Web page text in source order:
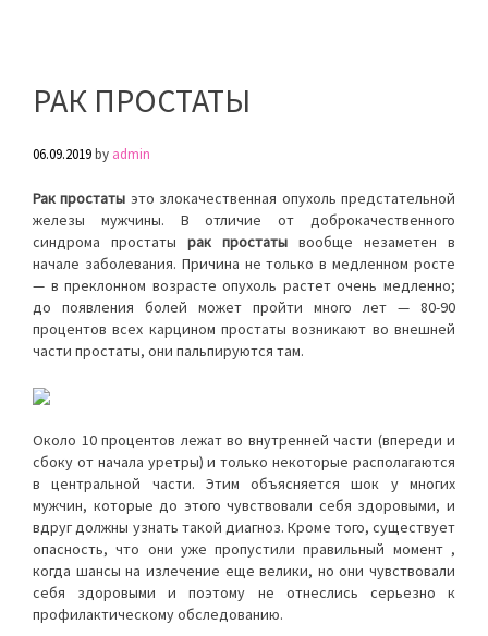
РАК ПРОСТАТЫ
06.09.2019by admin
Рак простаты это злокачественная опухоль предстательной
железы мужчины. В отличие от доброкачественного
синдрома простаты рак простаты вообще незаметен в
начале заболевания. Причина не только в медленном росте
— в преклонном возрасте опухоль растет очень медленно;
до появления болей может пройти много лет — 80-90
процентов всех карцином простаты возникают во внешней
части простаты, они пальпируются там.
Около 10 процентов лежат во внутренней части (впереди и
сбоку от начала уретры) и только некоторые располагаются
в центральной части. Этим объясняется шок у многих
мужчин, которые до этого чувствовали себя здоровыми, и
вдруг должны узнать такой диагноз. Кроме того, существует
опасность, что они уже пропустили правильный момент ,
когда шансы на излечение еще велики, но они чувствовали
себя здоровыми и поэтому не отнеслись серьезно к
профилактическому обследованию.